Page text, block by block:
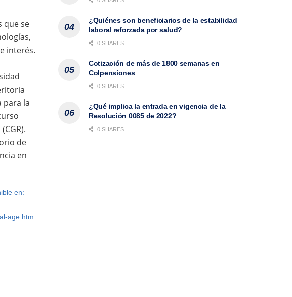
que se
interés.
para la
de
en
en:
age.htm
¿Quiénes son beneficiarios de la estabilidad
laboral reforzada por salud?
0 SHARES
Cotización de más de 1800 semanas en
Colpensiones
0 SHARES
¿Qué implica la entrada en vigencia de la
Resolución 0085 de 2022?
0 SHARES